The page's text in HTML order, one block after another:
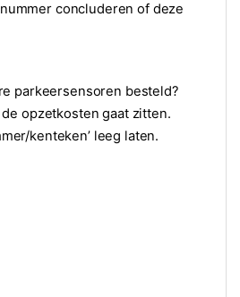
concluderen of deze
parkeersensoren besteld?
opzetkosten gaat zitten.
kenteken’ leeg laten.